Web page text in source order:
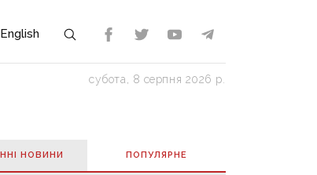
English
субота, 8 серпня 2026 р.
НОВИНИ ПОПУЛЯРНE